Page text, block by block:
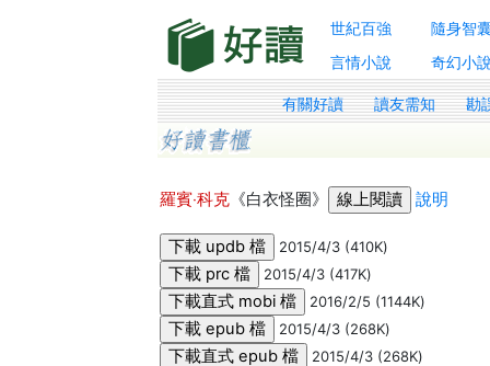
世紀百強 隨身智
言情小說
奇幻小說
有關好讀 讀友需知 勘
羅賓‧科克 《白衣怪圈》 說明
2015/4/3 (410K)
2015/4/3 (417K)
2016/2/5 (1144K)
2015/4/3 (268K)
2015/4/3 (268K)